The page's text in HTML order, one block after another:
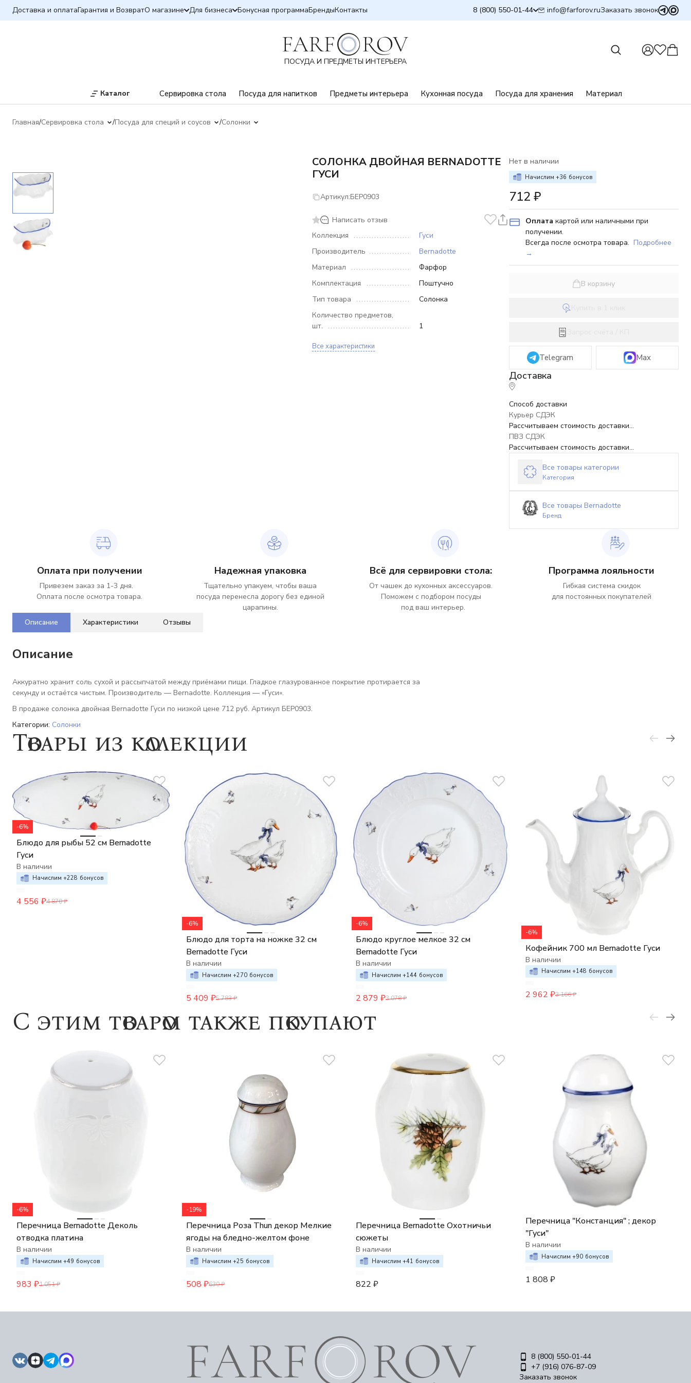
Доставка и оплатаГарантия и ВозвратО магазине Для бизнеса Бонусная программаБрендыКонтакты 8 (800) 550-01-44 info@farforov.ruЗаказать звонок
ПОСУДА И ПРЕДМЕТЫ ИНТЕРЬЕРА
Каталог Сервировка стола Посуда для напитков Предметы интерьера Кухонная посуда Посуда для хранения Материал
Главная Сервировка стола Посуда для специй и соусов Солонки
СОЛОНКА ДВОЙНАЯ BERNADOTTE
ГУСИ
Артикул:БЕР0903
Написать отзыв
Коллекция
Гуси
Производитель
Bernadotte
Материал
Фарфор
Комплектация
Поштучно
Тип товара
Солонка
Количество предметов,
шт.
1
Все характеристики
Нет в наличии
Начислим +36 бонусов
712 ₽
Оплата картой или наличными при
получении.
Всегда после осмотра товара. Подробнее
→
В корзину
Telegram Max
Способ доставки
Курьер СДЭК
Рассчитываем стоимость доставки...
ПВЗ СДЭК
Рассчитываем стоимость доставки...
Все товары категории
Категория
Все товары Bernadotte
Бренд
Оплата при получении
Привезем заказ за 1-3 дня.
Оплата после осмотра товара.
Надежная упаковка
Тщательно упакуем, чтобы ваша
посуда перенесла дорогу без единой
царапины.
Всё для сервировки стола:
От чашек до кухонных аксессуаров.
Поможем с подбором посуды
под ваш интерьер.
Программа лояльности
Гибкая система скидок
для постоянных покупателей
Описание Характеристики Отзывы
Описание
Аккуратно хранит соль сухой и рассыпчатой между приёмами пищи. Гладкое глазурованное покрытие протирается за
секунду и остаётся чистым. Производитель — Bernadotte. Коллекция — «Гуси».
В продаже солонка двойная Bernadotte Гуси по низкой цене 712 руб. Артикул БЕР0903.
Категории: Солонки
Товары из коллекции
-6%
Блюдо для рыбы 52 см Bernadotte
Гуси
В наличии
Начислим +228 бонусов
4 556 ₽4 870₽
-6%
Блюдо для торта на ножке 32 см
Bernadotte Гуси
В наличии
Начислим +270 бонусов
5 409 ₽5 783₽
-6%
Блюдо круглое мелкое 32 см
Bernadotte Гуси
В наличии
Начислим +144 бонусов
2 879 ₽3 078₽
-6%
Кофейник 700 мл Bernadotte Гуси
В наличии
Начислим +148 бонусов
2 962 ₽3 166₽
C этим товаром также покупают
-6%
Перечница Bernadotte Деколь
отводка платина
В наличии
Начислим +49 бонусов
983 ₽1 051₽
-19%
Перечница Роза Thun декор Мелкие
ягоды на бледно-желтом фоне
В наличии
Начислим +25 бонусов
508 ₽630₽
Перечница Bernadotte Охотничьи
сюжеты
В наличии
Начислим +41 бонусов
822 ₽
Перечница "Констанция" ; декор
"Гуси"
В наличии
Начислим +90 бонусов
1 808 ₽
8 (800) 550-01-44
+7 (916) 076-87-09
Заказать звонок